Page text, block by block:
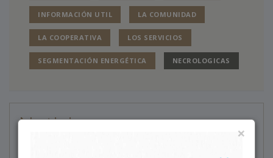
×
INFORMACIÓN UTIL LA COMUNIDAD
LA COOPERATIVA LOS SERVICIOS
SEGMENTACIÓN ENERGÉTICA NECROLOGICAS
Noticias